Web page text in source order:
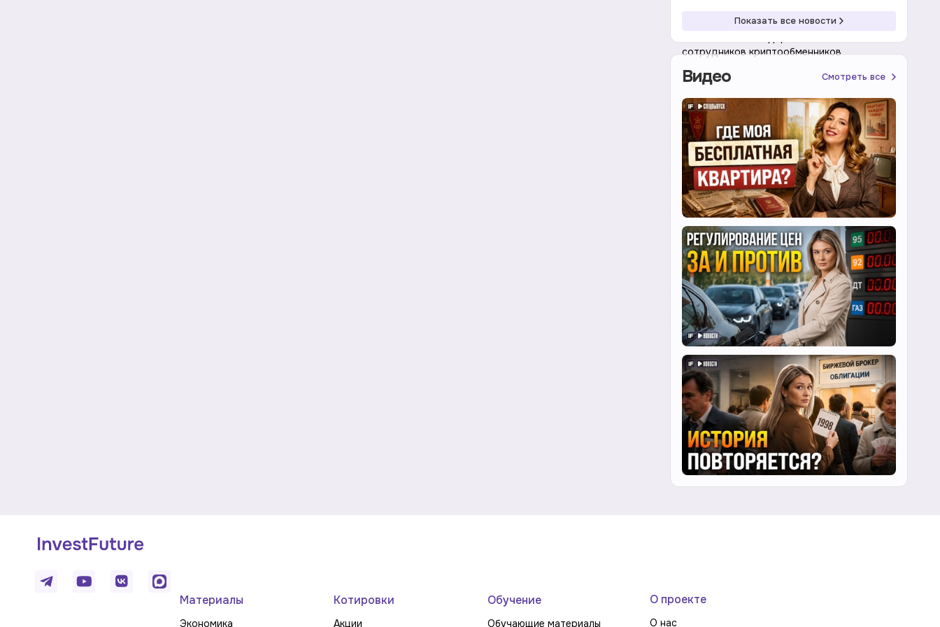
Криптовалюта 19:16 07.08.2026
сотрудников криптообменников
Показать все новости
Видео Смотреть все
Материалы
Экономика
Котировки
Акции
Обучение
Обучающие материалы
О проекте
О нас